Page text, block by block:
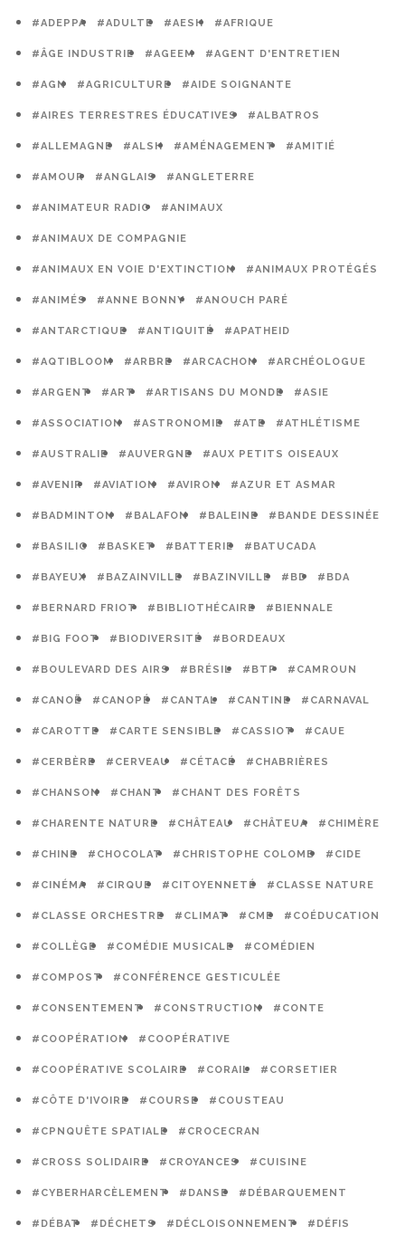
#ADEPPA #ADULTE #AESH #AFRIQUE
#ÂGE INDUSTRIE #AGEEM #AGENT D'ENTRETIEN
#AGN #AGRICULTURE #AIDE SOIGNANTE
#AIRES TERRESTRES ÉDUCATIVES #ALBATROS
#ALLEMAGNE #ALSH #AMÉNAGEMENT #AMITIÉ
#AMOUR #ANGLAIS #ANGLETERRE
#ANIMATEUR RADIO #ANIMAUX
#ANIMAUX DE COMPAGNIE
#ANIMAUX EN VOIE D'EXTINCTION #ANIMAUX PROTÉGÉS
#ANIMÉS #ANNE BONNY #ANOUCH PARÉ
#ANTARCTIQUE #ANTIQUITÉ #APATHEID
#AQTIBLOOM #ARBRE #ARCACHON #ARCHÉOLOGUE
#ARGENT #ART #ARTISANS DU MONDE #ASIE
#ASSOCIATION #ASTRONOMIE #ATE #ATHLÉTISME
#AUSTRALIE #AUVERGNE #AUX PETITS OISEAUX
#AVENIR #AVIATION #AVIRON #AZUR ET ASMAR
#BADMINTON #BALAFON #BALEINE #BANDE DESSINÉE
#BASILIC #BASKET #BATTERIE #BATUCADA
#BAYEUX #BAZAINVILLE #BAZINVILLE #BD #BDA
#BERNARD FRIOT #BIBLIOTHÉCAIRE #BIENNALE
#BIG FOOT #BIODIVERSITÉ #BORDEAUX
#BOULEVARD DES AIRS #BRÉSIL #BTP #CAMROUN
#CANOË #CANOPÉ #CANTAL #CANTINE #CARNAVAL
#CAROTTE #CARTE SENSIBLE #CASSIOT #CAUE
#CERBÈRE #CERVEAU #CÉTACÉ #CHABRIÈRES
#CHANSON #CHANT #CHANT DES FORÊTS
#CHARENTE NATURE #CHÂTEAU #CHÂTEUA #CHIMÈRE
#CHINE #CHOCOLAT #CHRISTOPHE COLOMB #CIDE
#CINÉMA #CIRQUE #CITOYENNETÉ #CLASSE NATURE
#CLASSE ORCHESTRE #CLIMAT #CME #COÉDUCATION
#COLLÈGE #COMÉDIE MUSICALE #COMÉDIEN
#COMPOST #CONFÉRENCE GESTICULÉE
#CONSENTEMENT #CONSTRUCTION #CONTE
#COOPÉRATION #COOPÉRATIVE
#COOPÉRATIVE SCOLAIRE #CORAIL #CORSETIER
#CÔTE D'IVOIRE #COURSE #COUSTEAU
#CPNQUÊTE SPATIALE #CROCECRAN
#CROSS SOLIDAIRE #CROYANCES #CUISINE
#CYBERHARCÈLEMENT #DANSE #DÉBARQUEMENT
#DÉBAT #DÉCHETS #DÉCLOISONNEMENT #DÉFIS